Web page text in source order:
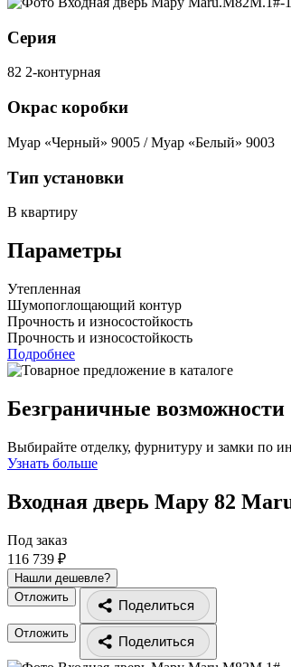
Серия
82 2-контурная
Окрас коробки
Муар «Черный» 9005 / Муар «Белый» 9003
Тип установки
В квартиру
Параметры
Утепленная
Шумопоглощающий контур
Прочность и износостойкость
Прочность и износостойкость
Подробнее
Безграничные возможности
Выбирайте отделку, фурнитуру и замки по
Узнать больше
Входная дверь Мару 82
Под заказ
116 739 ₽
Нашли дешевле?
Отложить
Поделиться
Отложить
Поделиться